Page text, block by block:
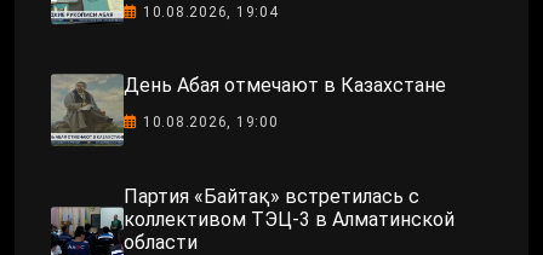
10.08.2026, 19:04
День Абая отмечают в Казахстане
10.08.2026, 19:00
Партия «Байтақ» встретилась с
коллективом ТЭЦ-3 в Алматинской
области